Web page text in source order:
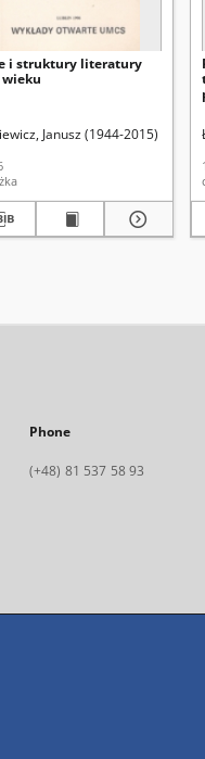
i struktury literatury
wieku
Janusz (1944-2015)
Phone
(+48) 81 537 58 93